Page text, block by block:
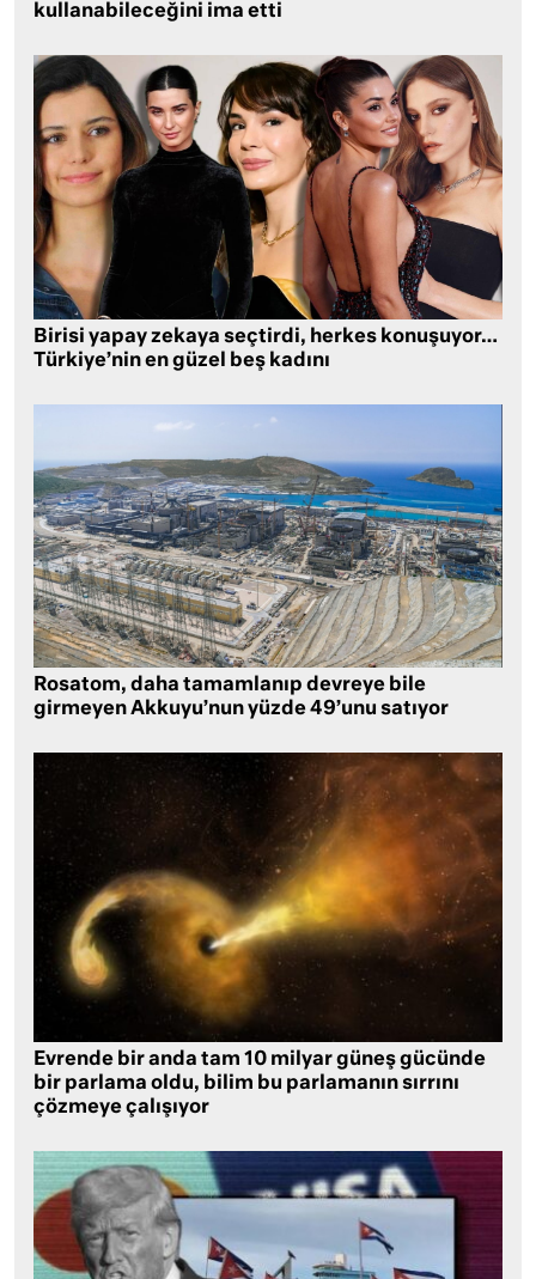
kullanabileceğini ima etti
Birisi yapay zekaya seçtirdi, herkes konuşuyor…
Türkiye’nin en güzel beş kadını
Rosatom, daha tamamlanıp devreye bile
girmeyen Akkuyu’nun yüzde 49’unu satıyor
Evrende bir anda tam 10 milyar güneş gücünde
bir parlama oldu, bilim bu parlamanın sırrını
çözmeye çalışıyor